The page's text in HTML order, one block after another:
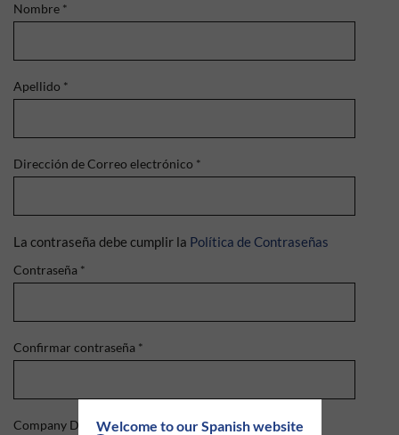
Welcome to our Spanish website
Nombre *
Apellido *
Dirección de Correo electrónico *
La contraseña debe cumplir la Política de Contraseñas
Contraseña *
Confirmar contraseña *
Company Domain*